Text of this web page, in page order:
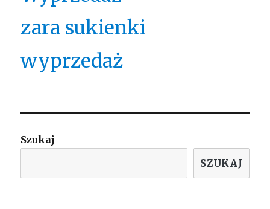
zara sukienki
wyprzedaż
Szukaj
SZUKAJ